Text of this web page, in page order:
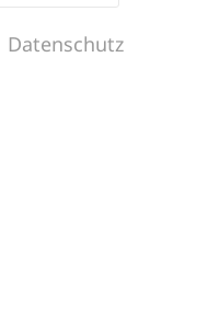
Datenschutz